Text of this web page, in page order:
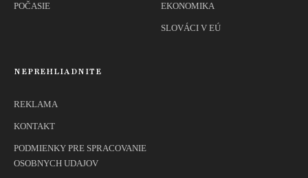
POČASIE EKONOMIKA
SLOVÁCI V EÚ
NEPREHLIADNITE
REKLAMA
KONTAKT
PODMIENKY PRE SPRACOVANIE
OSOBNYCH UDAJOV